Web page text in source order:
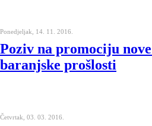
Ponedjeljak, 14. 11. 2016.
Poziv na promociju
baranjske prošlosti
Četvrtak, 03. 03. 2016.